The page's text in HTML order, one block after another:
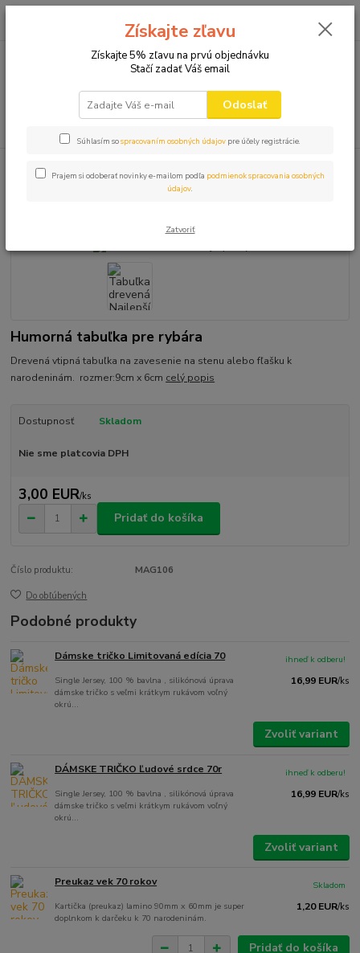
0,00 EUR
Tabuľka drevená Najlepší rybár
Humorná tabuľka pre rybára
Drevená vtipná tabuľka na zavesenie na stenu alebo fľašku k
narodeninám. rozmer:9cm x 6cm celý popis
Dostupnosť Skladom
Nie sme platcovia DPH
3,00 EUR/ks
Pridať do košíka
Číslo produktu: MAG106
Do obľúbených
Podobné produkty
Dámske tričko Limitovaná edícia 70
Single Jersey, 100 % bavlna , silikónová úprava
dámske tričko s veľmi krátkym rukávom voľný
okrú...
16,99 EUR/ks
ihneď k odberu!
Zvoliť variant
DÁMSKE TRIČKO Ľudové srdce 70r
Single Jersey, 100 % bavlna , silikónová úprava
dámske tričko s veľmi krátkym rukávom voľný
okrú...
16,99 EUR/ks
ihneď k odberu!
Zvoliť variant
Preukaz vek 70 rokov
Kartička (preukaz) lamino 90mm x 60mm je super
doplnkom k darčeku k 70 narodeninám.
1,20 EUR/ks
Skladom
Pridať do košíka
Získajte zľavu
Získajte 5% zľavu na prvú objednávku
Stačí zadať Váš email
Odoslať
Súhlasím sospracovaním osobných údajov pre účely registrácie.
Prajem si odoberať novinky e-mailom podľa podmienok spracovania osobných
údajov.
Zatvoriť